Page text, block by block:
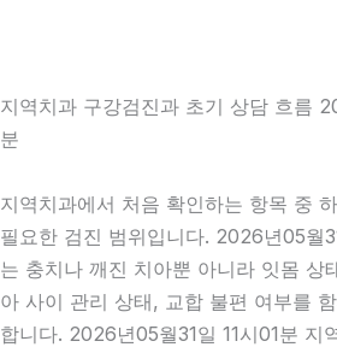
지역치과 구강검진과 초기 상담 흐름
분
지역치과에서 처음 확인하는 항목 중
필요한 검진 범위입니다. 2026년05월
는 충치나 깨진 치아뿐 아니라 잇몸 상
아 사이 관리 상태, 교합 불편 여부를
합니다. 2026년05월31일 11시01분 지